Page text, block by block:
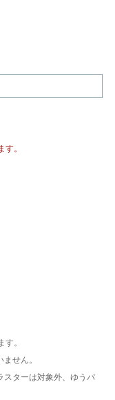
。
。
せん。
ターは対象外、ゆうパ